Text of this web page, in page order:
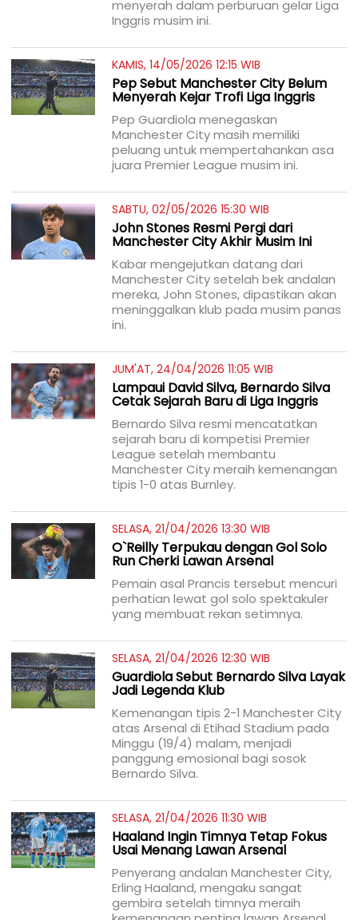
menyerah dalam perburuan gelar Liga
Inggris musim ini.
KAMIS, 14/05/2026 12:15 WIB
Pep Sebut Manchester City Belum
Menyerah Kejar Trofi Liga Inggris
Pep Guardiola menegaskan
Manchester City masih memiliki
peluang untuk mempertahankan asa
juara Premier League musim ini.
SABTU, 02/05/2026 15:30 WIB
John Stones Resmi Pergi dari
Manchester City Akhir Musim Ini
Kabar mengejutkan datang dari
Manchester City setelah bek andalan
mereka, John Stones, dipastikan akan
meninggalkan klub pada musim panas
ini.
JUM'AT, 24/04/2026 11:05 WIB
Lampaui David Silva, Bernardo Silva
Cetak Sejarah Baru di Liga Inggris
Bernardo Silva resmi mencatatkan
sejarah baru di kompetisi Premier
League setelah membantu
Manchester City meraih kemenangan
tipis 1-0 atas Burnley.
SELASA, 21/04/2026 13:30 WIB
O`Reilly Terpukau dengan Gol Solo
Run Cherki Lawan Arsenal
Pemain asal Prancis tersebut mencuri
perhatian lewat gol solo spektakuler
yang membuat rekan setimnya.
SELASA, 21/04/2026 12:30 WIB
Guardiola Sebut Bernardo Silva Layak
Jadi Legenda Klub
Kemenangan tipis 2-1 Manchester City
atas Arsenal di Etihad Stadium pada
Minggu (19/4) malam, menjadi
panggung emosional bagi sosok
Bernardo Silva.
SELASA, 21/04/2026 11:30 WIB
Haaland Ingin Timnya Tetap Fokus
Usai Menang Lawan Arsenal
Penyerang andalan Manchester City,
Erling Haaland, mengaku sangat
gembira setelah timnya meraih